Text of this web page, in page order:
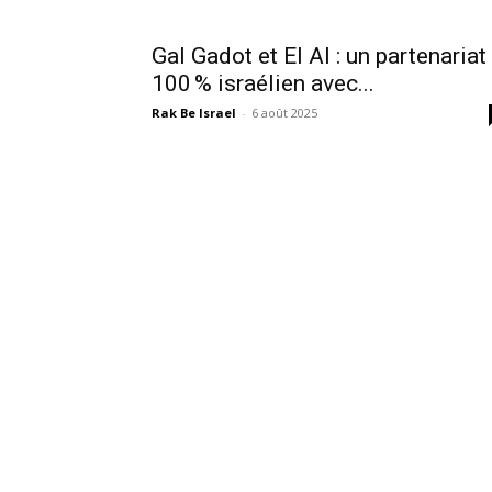
Gal Gadot et El Al : un partenariat
100 % israélien avec...
Rak Be Israel - 6 août 2025